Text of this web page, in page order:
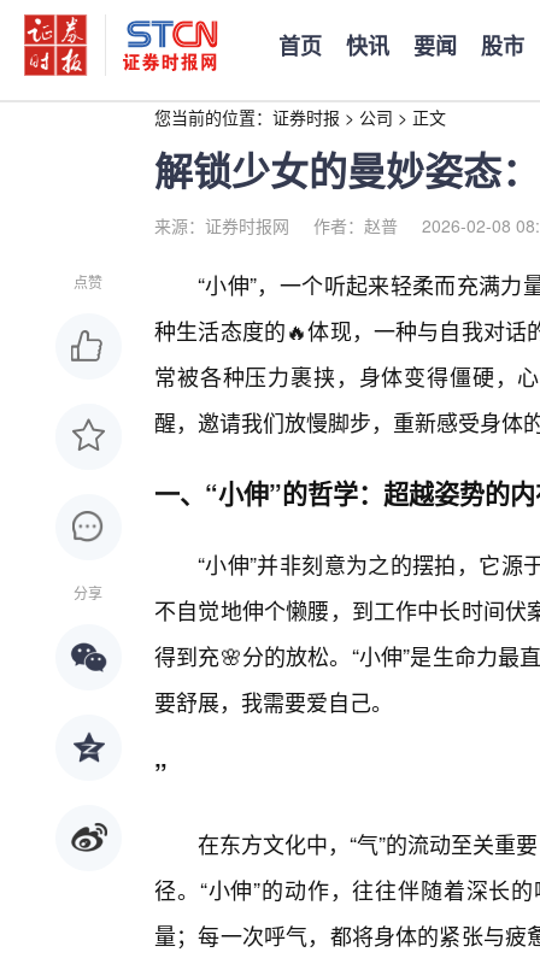
首页 快讯 要闻 股市
您当前的位置： 证券时报 > 公司 > 正文
解锁少女的曼妙姿态
来源：证券时报网 作者：赵普 2026-02-08
点赞
分享
“小伸”，一个听起来轻柔而充满
种生活态度的🔥体现，一种与自我对
常被各种压力裹挟，身体变得僵硬，
醒，邀请我们放慢脚步，重新感受身体
一、“小伸”的哲学：超越姿势的
“小伸”并非刻意为之的摆拍，它
不自觉地伸个懒腰，到工作中长时间
得到充🌸分的放松。“小伸”是生命力最
要舒展，我需要爱自己。
”
在东方文化中，“气”的流动至关重
径。“小伸”的动作，往往伴随着深长
量；每一次呼气，都将身体的紧张与